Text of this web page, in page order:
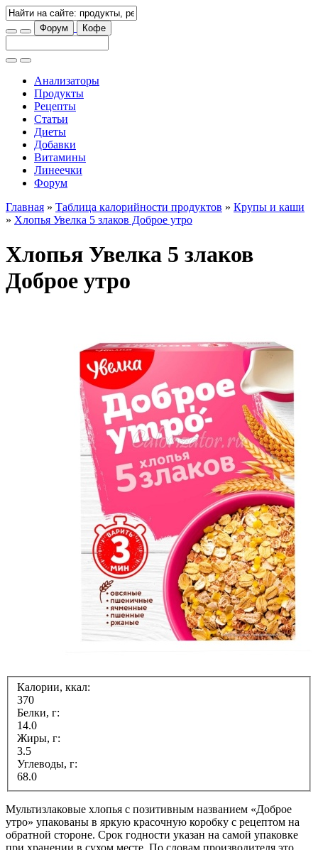
Форум Кофе
Анализаторы
Продукты
Рецепты
Статьи
Диеты
Добавки
Витамины
Линеечки
Форум
Главная » Таблица калорийности продуктов » Крупы и каши
» Хлопья Увелка 5 злаков Доброе утро
Хлопья Увелка 5 злаков
Доброе утро
Калории, ккал:
370
Белки, г:
14.0
Жиры, г:
3.5
Углеводы, г:
68.0
Мультизлаковые хлопья с позитивным названием «Доброе
утро» упакованы в яркую красочную коробку с рецептом на
обратной стороне. Срок годности указан на самой упаковке